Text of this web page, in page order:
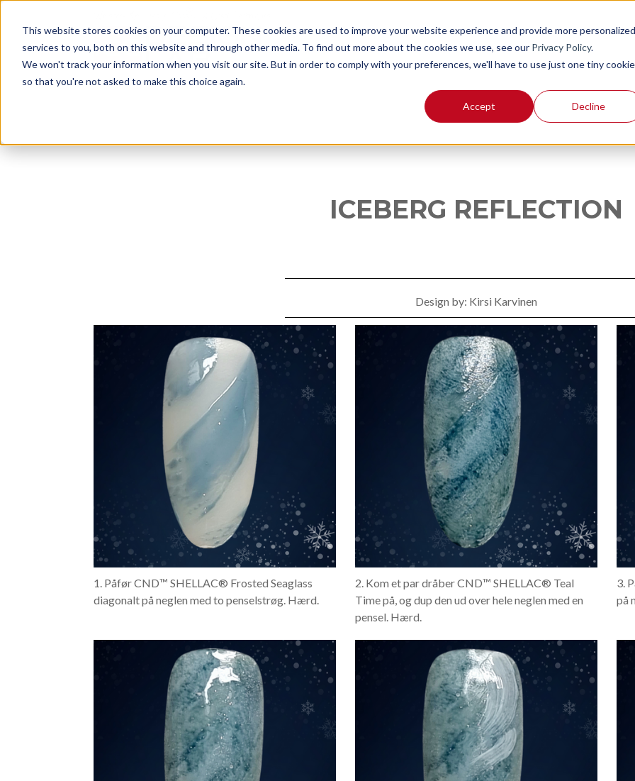
This website stores cookies on your computer. These cookies are used to improve your website experience and provide more personalized
services to you, both on this website and through other media. To find out more about the cookies we use, see our Privacy Policy.
We won't track your information when you visit our site. But in order to comply with your preferences, we'll have to use just one tiny cookie
so that you're not asked to make this choice again.
Accept Decline
ICEBERG REFLECTION
Design by: Kirsi Karvinen
1. Påfør CND™ SHELLAC® Frosted Seaglass
diagonalt på neglen med to penselstrøg. Hærd.
2. Kom et par dråber CND™ SHELLAC® Teal
Time på, og dup den ud over hele neglen med en
pensel. Hærd.
3.
på